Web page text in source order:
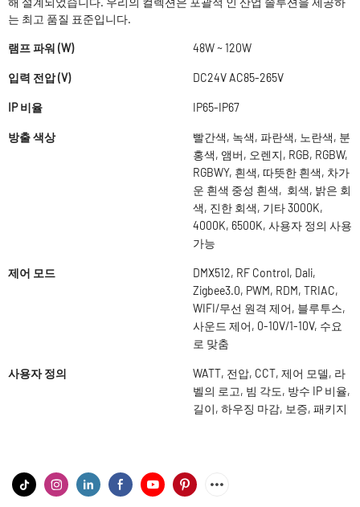
는 최고 품질 표준입니다.
램프 파워 (W) 48W ~ 120W
입력 전압 (V) DC24V AC85-265V
IP 비율 IP65-IP67
방출 색상
빨간색, 녹색, 파란색, 노란색, 분
홍색, 앰버, 오렌지, RGB, RGBW,
RGBWY, 흰색, 따뜻한 흰색, 차가
운 흰색 중성 흰색, 회색, 밝은 회
색, 진한 회색, 기타 3000K,
4000K, 6500K, 사용자 정의 사용
가능
제어 모드
DMX512, RF Control, Dali,
Zigbee3.0, PWM, RDM, TRIAC,
WIFI/무선 원격 제어, 블루투스,
사운드 제어, 0-10V/1-10V, 수요
로 맞춤
사용자 정의
WATT, 전압, CCT, 제어 모델, 라
벨의 로고, 빔 각도, 방수 IP 비율,
길이, 하우징 마감, 보증, 패키지